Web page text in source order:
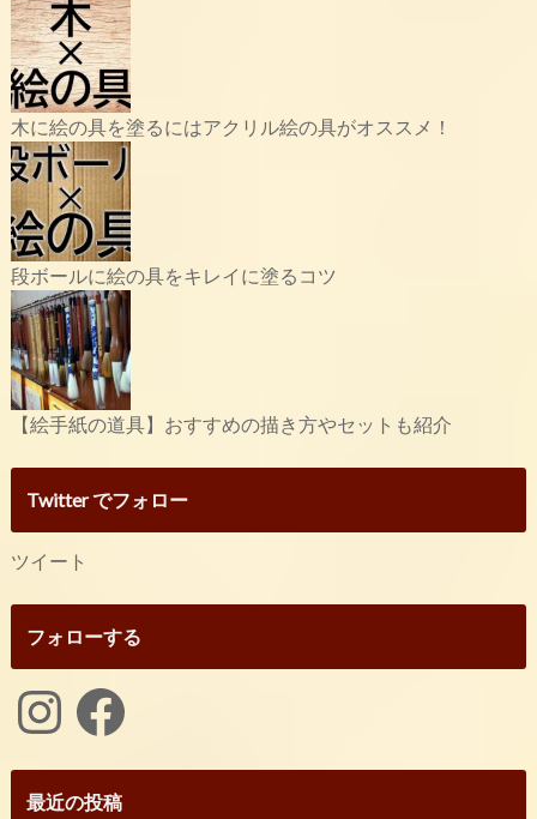
木に絵の具を塗るにはアクリル絵の具がオススメ！
段ボールに絵の具をキレイに塗るコツ
【絵手紙の道具】おすすめの描き方やセットも紹介
Twitter でフォロー
ツイート
フォローする
InstagramFacebook
最近の投稿